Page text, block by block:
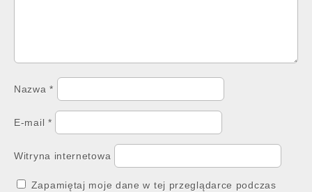
Nazwa*
E-mail *
Witryna internetowa
Zapamiętaj moje dane w tej przeglądarce podczas